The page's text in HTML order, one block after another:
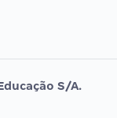
ORDEM
S/A.